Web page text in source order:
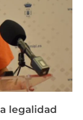
legalidad